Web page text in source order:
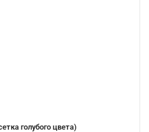
голубого цвета)